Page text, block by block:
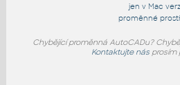
jen v Mac
proměnné
Chybějící proměnná AutoCADu?
Kontaktujte násprosím